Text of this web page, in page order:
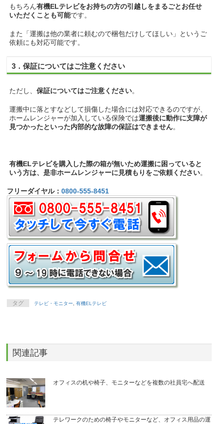
もちろん有機ELテレビをお持ちの方の引越しをまるごとお任せ
いただくことも可能です。
また「運搬は他の業者に頼むので梱包だけしてほしい」というご
依頼にも対応可能です。
3．保証についてはご注意ください
ただし、保証についてはご注意ください。
運搬中に落とすなどして損傷した場合には対応できるのですが、
ホームレンジャーが加入している保険では運搬後に動作に支障が
見つかったといった内部的な故障の保証はできません。
有機ELテレビを購入した際の箱が無いため運搬に困っていると
いう方は、是非ホームレンジャーに見積もりをご依頼ください。
フリーダイヤル：0800-555-8451
タグ テレビ・モニター,有機ELテレビ
関連記事
オフィスの机や椅子、モニターなどを複数の社員宅へ配送
テレワークのための椅子やモニターなど、オフィス用品の運